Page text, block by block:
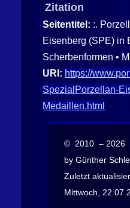
Zitation
Seitentitel: :.
Eisenberg (SPE) in
Scherbenformen •
URI: https://
SpezialPorzellan-
Medaillen.html
© 2010 – 2026
by Günther
Zuletzt
Mittwoch,